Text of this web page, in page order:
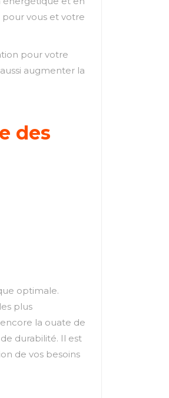
vous et votre
pour votre
augmenter la
des
optimale.
plus
la ouate de
durabilité. Il est
de vos besoins